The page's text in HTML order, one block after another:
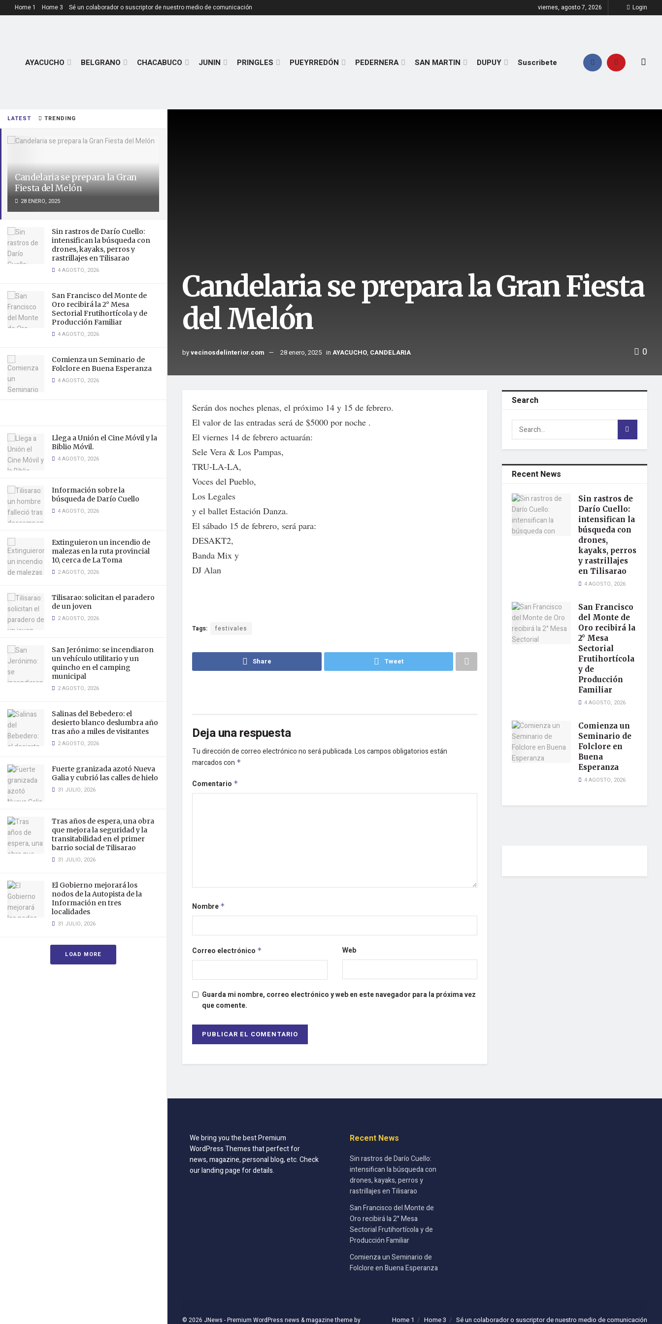
LATEST TRENDING
Candelaria se prepara la Gran
Fiesta del Melón
28 ENERO, 2025
Sin rastros de Darío Cuello:
intensifican la búsqueda con
drones, kayaks, perros y
rastrillajes en Tilisarao
4 AGOSTO, 2026
San Francisco del Monte de
Oro recibirá la 2° Mesa
Sectorial Frutihortícola y de
Producción Familiar
4 AGOSTO, 2026
Comienza un Seminario de
Folclore en Buena Esperanza
4 AGOSTO, 2026
Llega a Unión el Cine Móvil y la
Biblio Móvil.
4 AGOSTO, 2026
Información sobre la
búsqueda de Darío Cuello
4 AGOSTO, 2026
Extinguieron un incendio de
malezas en la ruta provincial
10, cerca de La Toma
2 AGOSTO, 2026
Tilisarao: solicitan el paradero
de un joven
2 AGOSTO, 2026
San Jerónimo: se incendiaron
un vehículo utilitario y un
quincho en el camping
municipal
2 AGOSTO, 2026
Salinas del Bebedero: el
desierto blanco deslumbra año
tras año a miles de visitantes
2 AGOSTO, 2026
Fuerte granizada azotó Nueva
Galia y cubrió las calles de hielo
31 JULIO, 2026
Tras años de espera, una obra
que mejora la seguridad y la
transitabilidad en el primer
barrio social de Tilisarao
31 JULIO, 2026
El Gobierno mejorará los
nodos de la Autopista de la
Información en tres
localidades
31 JULIO, 2026
LOAD MORE
Home 1 Home 3 Sé un colaborador o suscriptor de nuestro medio de comunicación viernes, agosto 7, 2026 Login
AYACUCHO BELGRANO CHACABUCO JUNIN PRINGLES PUEYRREDÓN PEDERNERA SAN MARTIN DUPUY Suscribete
Candelaria se prepara la Gran Fiesta
del Melón
byvecinosdelinterior.com 28 enero, 2025 in AYACUCHO, CANDELARIA 0
Serán dos noches plenas, el próximo 14 y 15 de febrero.
El valor de las entradas será de $5000 por noche .
El viernes 14 de febrero actuarán:
Sele Vera & Los Pampas,
TRU-LA-LA,
Voces del Pueblo,
Los Legales
y el ballet Estación Danza.
El sábado 15 de febrero, será para:
DESAKT2,
Banda Mix y
DJ Alan
Tags: festivales
Share Tweet
Deja una respuesta
Tu dirección de correo electrónico no será publicada.Los campos obligatorios están
marcados con *
Comentario *
Nombre *
Correo electrónico * Web
Guarda mi nombre, correo electrónico y web en este navegador para la próxima vez
que comente.
Search
Recent News
Sin rastros de
Darío Cuello:
intensifican la
búsqueda con
drones,
kayaks, perros
y rastrillajes
en Tilisarao
4 AGOSTO, 2026
San Francisco
del Monte de
Oro recibirá la
2° Mesa
Sectorial
Frutihortícola
y de
Producción
Familiar
4 AGOSTO, 2026
Comienza un
Seminario de
Folclore en
Buena
Esperanza
4 AGOSTO, 2026
We bring you the best Premium
WordPress Themes that perfect for
news, magazine, personal blog, etc. Check
our landing page for details.
Recent News
Sin rastros de Darío Cuello:
intensifican la búsqueda con
drones, kayaks, perros y
rastrillajes en Tilisarao
San Francisco del Monte de
Oro recibirá la 2° Mesa
Sectorial Frutihortícola y de
Producción Familiar
Comienza un Seminario de
Folclore en Buena Esperanza
Home 1 Home 3 Sé un colaborador o suscriptor de nuestro medio de comunicación
© 2026 JNews - Premium WordPress news & magazine theme by